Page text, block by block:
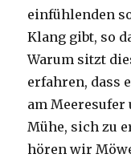
einfühlenden
Klang gibt, so
Warum sitzt
erfahren, dass
am
Mühe, sich zu
hören wir